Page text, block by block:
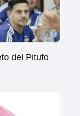
del Pitufo